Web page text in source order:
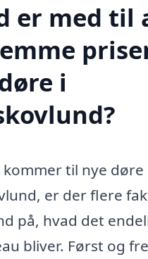
er med til
i
til nye døre
er der flere
på, hvad det
bliver. Først og